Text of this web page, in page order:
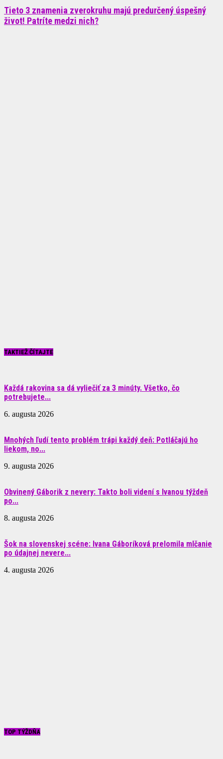
Tieto 3 znamenia zverokruhu majú predurčený úspešný
život! Patríte medzi nich?
TAKTIEŽ ČÍTAJTE
Každá rakovina sa dá vyliečiť za 3 minúty. Všetko, čo
potrebujete...
6. augusta 2026
Mnohých ľudí tento problém trápi každý deň: Potláčajú ho
liekom, no...
9. augusta 2026
Obvinený Gáborik z nevery: Takto boli videní s Ivanou týždeň
po...
8. augusta 2026
Šok na slovenskej scéne: Ivana Gáboríková prelomila mlčanie
po údajnej nevere...
4. augusta 2026
TOP TÝŽDŇA